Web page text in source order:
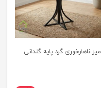
میز ناهارخوری گرد پایه گلدانی